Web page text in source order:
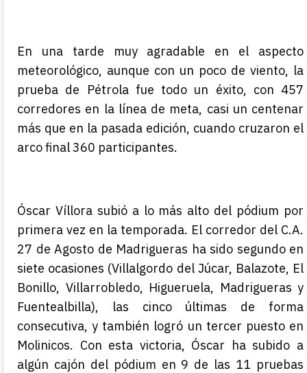
En una tarde muy agradable en el aspecto
meteorológico, aunque con un poco de viento, la
prueba de Pétrola fue todo un éxito, con 457
corredores en la línea de meta, casi un centenar
más que en la pasada edición, cuando cruzaron el
arco final 360 participantes.
Óscar Víllora subió a lo más alto del pódium por
primera vez en la temporada. El corredor del C.A.
27 de Agosto de Madrigueras ha sido segundo en
siete ocasiones (Villalgordo del Júcar, Balazote, El
Bonillo, Villarrobledo, Higueruela, Madrigueras y
Fuentealbilla), las cinco últimas de forma
consecutiva, y también logró un tercer puesto en
Molinicos. Con esta victoria, Óscar ha subido a
algún cajón del pódium en 9 de las 11 pruebas